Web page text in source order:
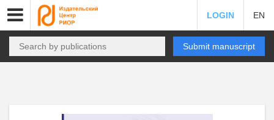
LOGIN EN
Submit manuscript